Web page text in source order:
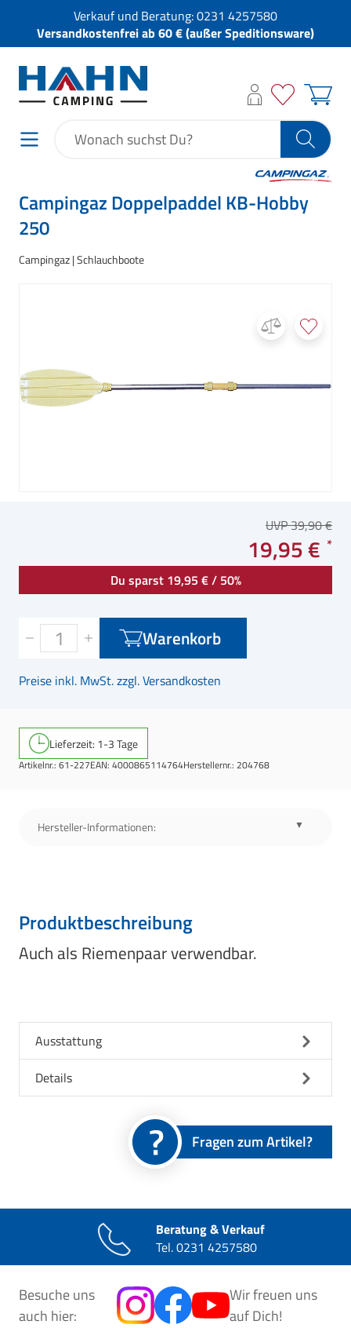
Verkauf und Beratung:0231 4257580
Versandkostenfrei ab 60 € (außer Speditionsware)
Campingaz Doppelpaddel KB-Hobby
250
Campingaz Schlauchboote
UVP 39,90 €
19,95 €
Du sparst 19,95 € / 50%
Warenkorb
Preise inkl. MwSt. zzgl. Versandkosten
Lieferzeit: 1-3 Tage
Artikelnr.: 61-227EAN: 4000865114764Herstellernr.: 204768
Hersteller-Informationen:
Produktbeschreibung
Auch als Riemenpaar verwendbar.
Ausstattung
Details
Fragen zum Artikel?
Beratung & Verkauf
Tel.0231 4257580
Besuche uns
auch hier:
Wir freuen uns
auf Dich!